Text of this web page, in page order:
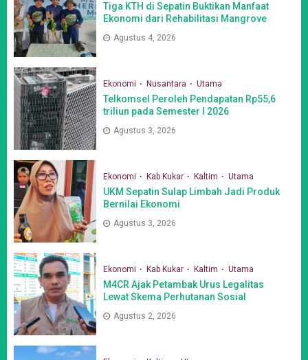
Tiga KTH di Sepatin Buktikan Manfaat
Ekonomi dari Rehabilitasi Mangrove
Agustus 4, 2026
Ekonomi Nusantara Utama
Telkomsel Peroleh Pendapatan Rp55,6
triliun pada Semester I 2026
Agustus 3, 2026
Ekonomi Kab Kukar Kaltim Utama
UKM Sepatin Sulap Limbah Jadi Produk
Bernilai Ekonomi
Agustus 3, 2026
Ekonomi Kab Kukar Kaltim Utama
M4CR Ajak Petambak Urus Legalitas
Lewat Skema Perhutanan Sosial
Agustus 2, 2026